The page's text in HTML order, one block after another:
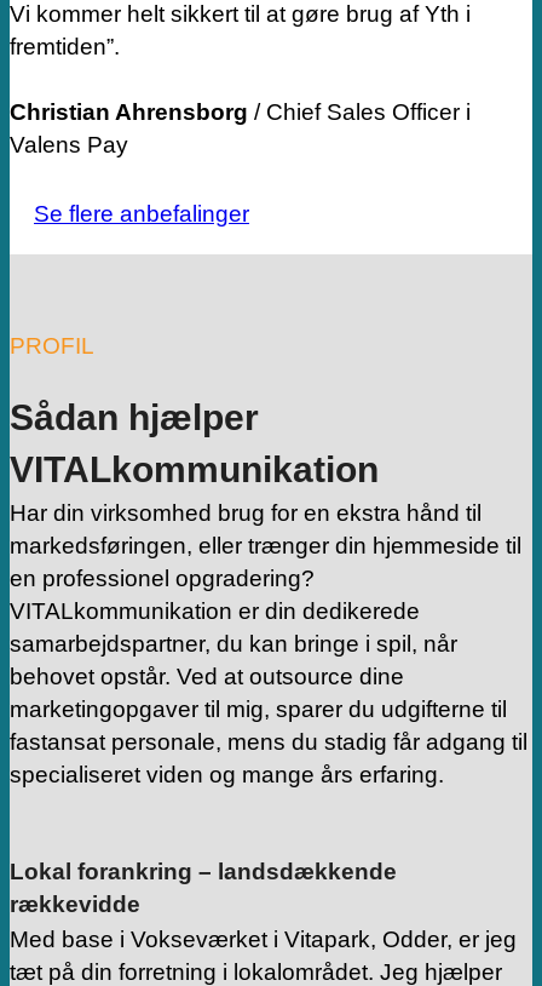
Vi kommer helt sikkert til at gøre brug af Yth i
fremtiden”.
Christian Ahrensborg / Chief Sales Officer i
Valens Pay
Se flere anbefalinger
PROFIL
Sådan hjælper
VITALkommunikation
Har din virksomhed brug for en ekstra hånd til
markedsføringen, eller trænger din hjemmeside til
en professionel opgradering?
VITALkommunikation er din dedikerede
samarbejdspartner, du kan bringe i spil, når
behovet opstår. Ved at outsource dine
marketingopgaver til mig, sparer du udgifterne til
fastansat personale, mens du stadig får adgang til
specialiseret viden og mange års erfaring.
Lokal forankring – landsdækkende
rækkevidde
Med base i Vokseværket i Vitapark, Odder, er jeg
tæt på din forretning i lokalområdet. Jeg hjælper